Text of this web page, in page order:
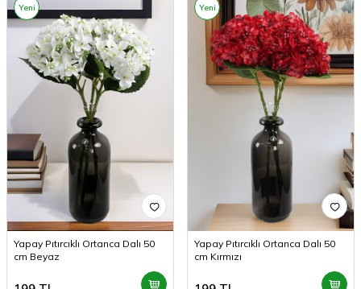
Yeni
Yapay Pıtırcıklı Ortanca Dalı 50
cm Beyaz
Yeni
Yapay Pıtırcıklı Ortanca Dalı 50
cm Kırmızı